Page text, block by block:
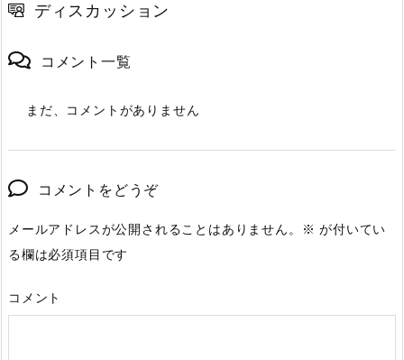
ディスカッション
コメント一覧
まだ、コメントがありません
コメントをどうぞ
メールアドレスが公開されることはありません。 ※ が付いてい
る欄は必須項目です
コメント